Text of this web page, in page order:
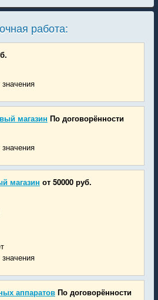
работа:
магазин По договорённости
магазин от 50000 руб.
аппаратов По договорённости